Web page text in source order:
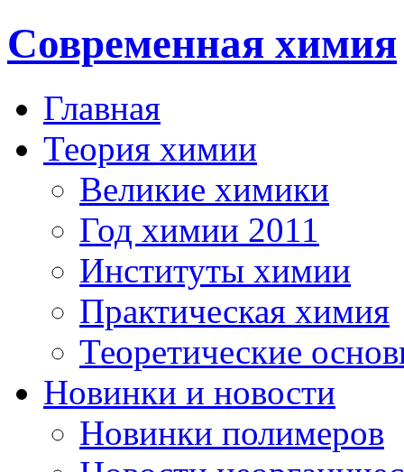
Современная химия
Главная
Теория химии
Великие химики
Год химии 2011
Институты химии
Практическая химия
Теоретические
Новинки и новости
Новинки полимеров